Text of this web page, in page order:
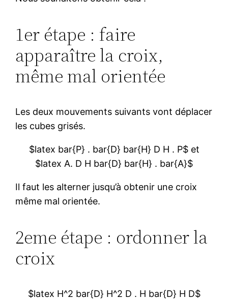
1er étape : faire
apparaître la croix,
même mal orientée
Les deux mouvements suivants vont déplacer
les cubes grisés.
$latex bar{P} . bar{D} bar{H} D H . P$ et
$latex A. D H bar{D} bar{H} . bar{A}$
Il faut les alterner jusqu’à obtenir une croix
même mal orientée.
2eme étape : ordonner la
croix
$latex H^2 bar{D} H^2 D . H bar{D} H D$